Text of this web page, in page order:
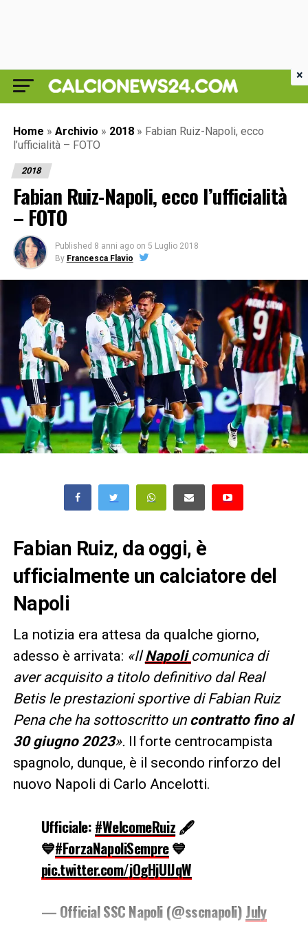
Home » Archivio » 2018 » Fabian Ruiz-Napoli, ecco
l’ufficialità – FOTO
2018
Fabian Ruiz-Napoli, ecco l’ufficialità
– FOTO
Published 8 anni ago on 5 Luglio 2018
By Francesca Flavio
Fabian Ruiz, da oggi, è
ufficialmente un calciatore del
Napoli
La notizia era attesa da qualche giorno,
adesso è arrivata: «IlNapoli comunica di
aver acquisito a titolo definitivo dal Real
Betis le prestazioni sportive di Fabian Ruiz
Pena che ha sottoscritto un contratto fino al
30 giugno 2023». Il forte centrocampista
spagnolo, dunque, è il secondo rinforzo del
nuovo Napoli di Carlo Ancelotti.
Ufficiale:#WelcomeRuiz🖋️
💙#ForzaNapoliSempre💙
pic.twitter.com/jOgHjUlJqW
— Official SSC Napoli (@sscnapoli)July
×